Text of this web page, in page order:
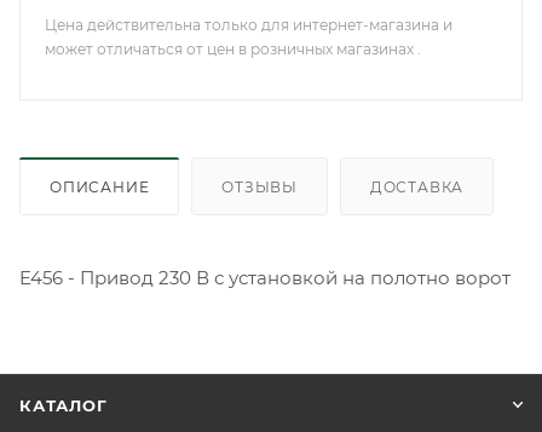
Цена действительна только для интернет-магазина и
может отличаться от цен в розничных магазинах .
ОПИСАНИЕ ОТЗЫВЫ ДОСТАВКА
E456 - Привод 230 В с установкой на полотно ворот
КАТАЛОГ